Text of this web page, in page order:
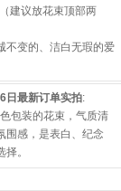
建议放花束顶部两
不变的、洁白无瑕的爱
日最新订单实拍:
包装的花束，气质清
围感，是表白、纪念
。